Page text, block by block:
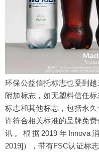
环保公益信托标志也受到
附加标志，如无塑料信任
标志和其他标志，包括永
许符合相关标准的品牌免
讯。根据2019年Innova
2019]），带有FSC认证标